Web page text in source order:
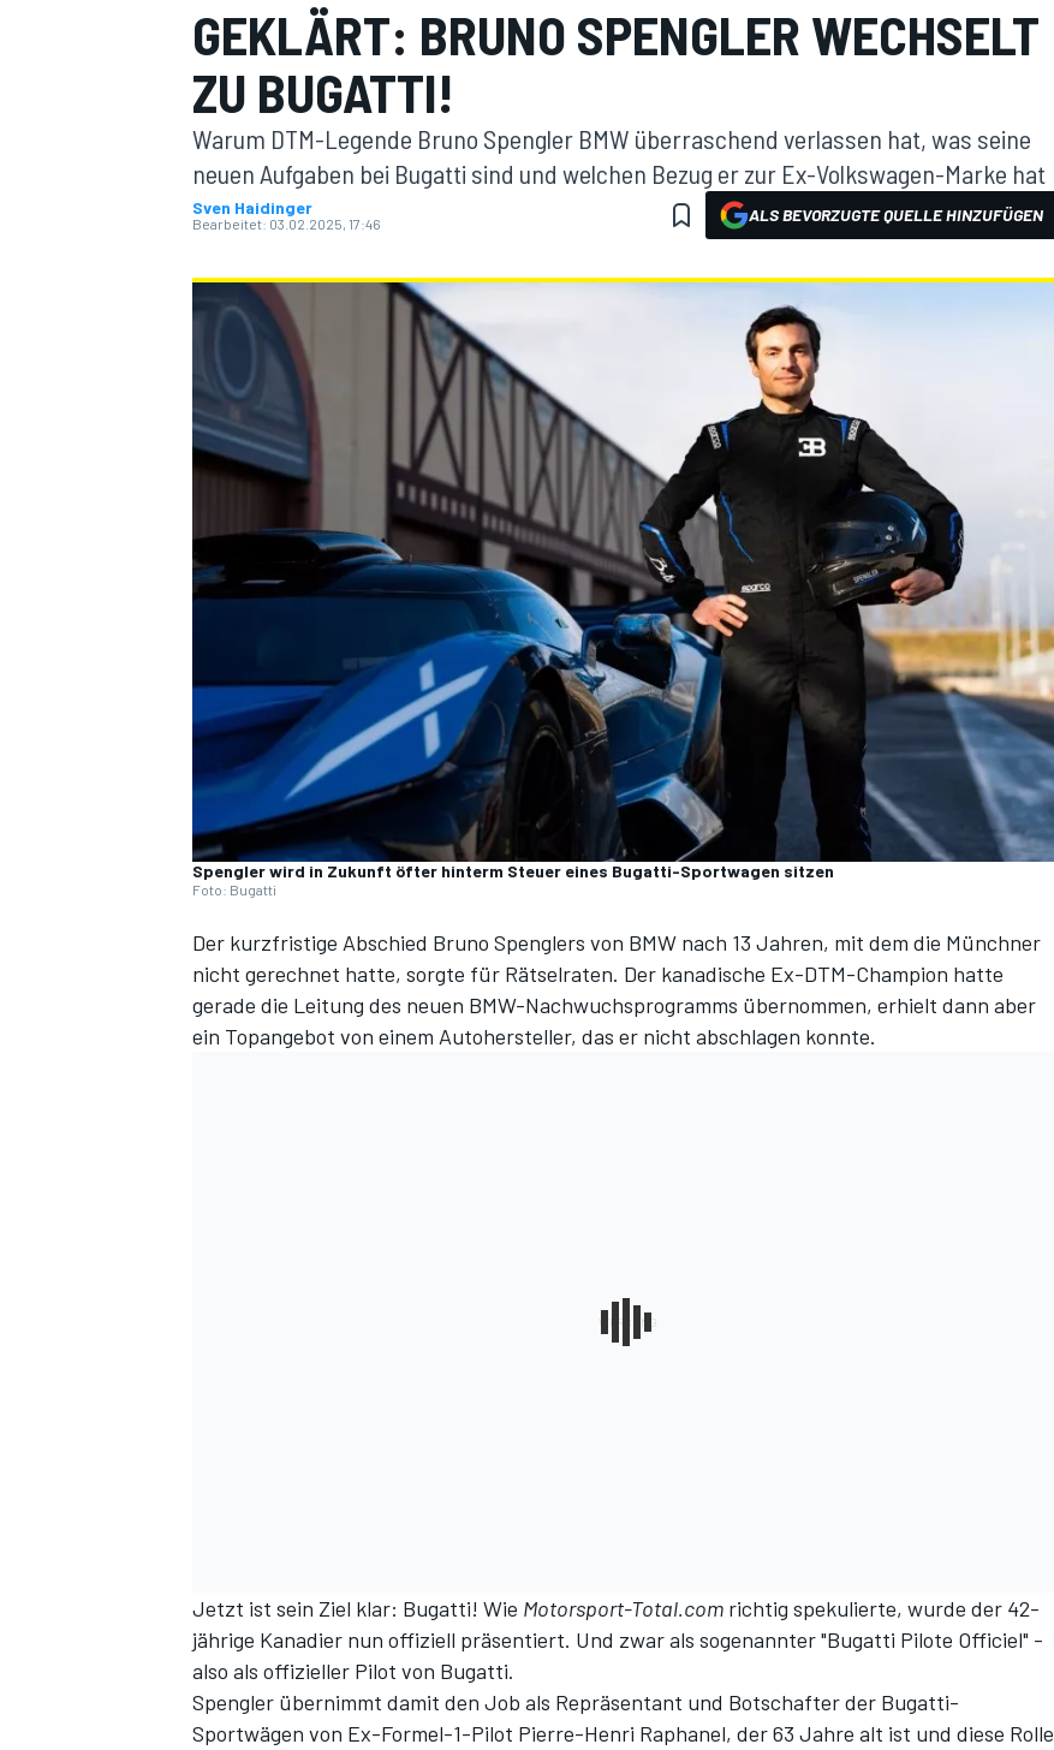
MOTOGP
DTM
GEKLÄRT: BRUNO SPENGLER WECHSELT
ZU BUGATTI!
Warum DTM-Legende Bruno Spengler BMW überraschend verlassen hat, was seine
neuen Aufgaben bei Bugatti sind und welchen Bezug er zur Ex-Volkswagen-Marke hat
Sven Haidinger
Bearbeitet: 03.02.2025, 17:46 ALS BEVORZUGTE QUELLE HINZUFÜGEN
Spengler wird in Zukunft öfter hinterm Steuer eines Bugatti-Sportwagen sitzen
Foto: Bugatti
Der kurzfristige Abschied Bruno Spenglers von BMW nach 13 Jahren, mit dem die Münchner
nicht gerechnet hatte, sorgte für Rätselraten. Der kanadische Ex-DTM-Champion hatte
gerade die Leitung des neuen BMW-Nachwuchsprogramms übernommen, erhielt dann aber
ein Topangebot von einem Autohersteller, das er nicht abschlagen konnte.
Jetzt ist sein Ziel klar: Bugatti! Wie Motorsport-Total.com richtig spekulierte, wurde der 42-
jährige Kanadier nun offiziell präsentiert. Und zwar als sogenannter "Bugatti Pilote Officiel" -
also als offizieller Pilot von Bugatti.
Spengler übernimmt damit den Job als Repräsentant und Botschafter der Bugatti-
Sportwägen von Ex-Formel-1-Pilot Pierre-Henri Raphanel, der 63 Jahre alt ist und diese Rolle